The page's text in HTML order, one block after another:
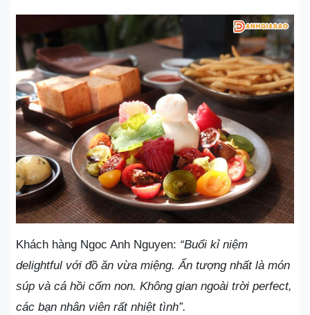
Khách hàng Ngoc Anh Nguyen: “Buổi kỉ niệm
delightful với đồ ăn vừa miệng. Ấn tượng nhất là món
súp và cá hồi cốm non. Không gian ngoài trời perfect,
các bạn nhân viên rất nhiệt tình”.